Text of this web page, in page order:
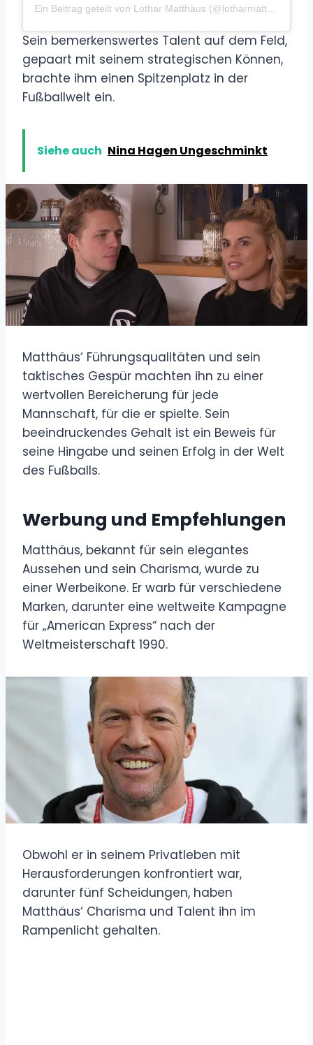
Sein bemerkenswertes Talent auf dem Feld,
gepaart mit seinem strategischen Können,
brachte ihm einen Spitzenplatz in der
Fußballwelt ein.
Siehe auch Nina Hagen Ungeschminkt
Matthäus‘ Führungsqualitäten und sein
taktisches Gespür machten ihn zu einer
wertvollen Bereicherung für jede
Mannschaft, für die er spielte. Sein
beeindruckendes Gehalt ist ein Beweis für
seine Hingabe und seinen Erfolg in der Welt
des Fußballs.
Werbung und Empfehlungen
Matthäus, bekannt für sein elegantes
Aussehen und sein Charisma, wurde zu
einer Werbeikone. Er warb für verschiedene
Marken, darunter eine weltweite Kampagne
für „American Express“ nach der
Weltmeisterschaft 1990.
Obwohl er in seinem Privatleben mit
Herausforderungen konfrontiert war,
darunter fünf Scheidungen, haben
Matthäus‘ Charisma und Talent ihn im
Rampenlicht gehalten.